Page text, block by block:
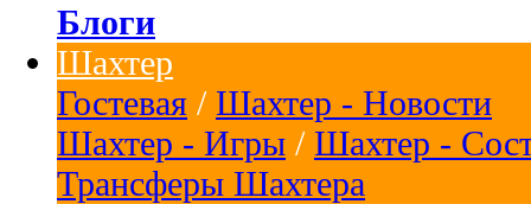
Блоги
Шахтер
Гостевая / Шахтер - Новости
Шахтер - Игры / Шахтер -
Трансферы Шахтера